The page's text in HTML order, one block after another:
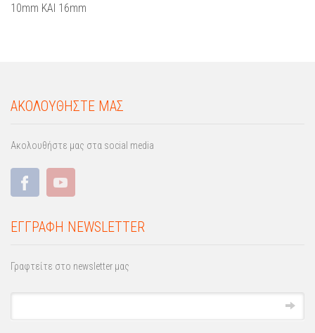
10mm ΚΑΙ 16mm
ΑΚΟΛΟΥΘΗΣΤΕ ΜΑΣ
Ακολουθήστε μας στα social media
ΕΓΓΡΑΦΗ NEWSLETTER
Γραφτείτε στο newsletter μας